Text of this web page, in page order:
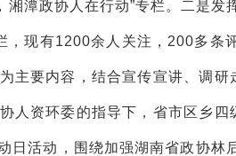
潭政协人在行动”专栏。二是发
现有1200余人关注，200多条
主要内容，结合宣传宣讲、调研
人资环委的指导下，省市区乡四
日活动，围绕加强湖南省政协林